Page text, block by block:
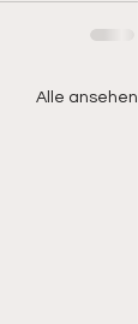
Alle ansehen